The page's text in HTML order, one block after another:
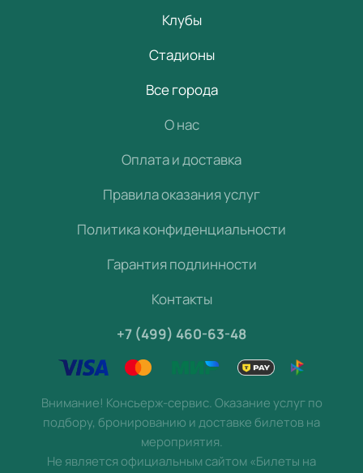
Клубы
Стадионы
Все города
О нас
Оплата и доставка
Правила оказания услуг
Политика конфиденциальности
Гарантия подлинности
Контакты
+7 (499) 460-63-48
Внимание! Консьерж-сервис. Оказание услуг по
подбору, бронированию и доставке билетов на
мероприятия.
Не является официальным сайтом «Билеты на